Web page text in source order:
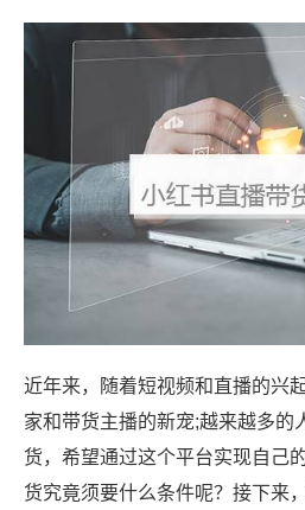
近年来，随着短视频和直播的兴
家和带货主播的新宠;越来越多的
货，希望通过这个平台实现自己
货究竟须要什么条件呢？接下来